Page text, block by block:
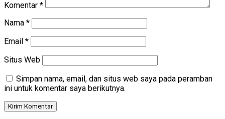
Komentar *
Nama *
Email *
Situs Web
Simpan nama, email, dan situs web saya pada peramban
ini untuk komentar saya berikutnya.